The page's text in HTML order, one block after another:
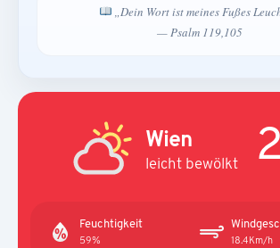
„Dein Wort ist meines Fußes
— Psalm 119,105
Wien
leicht bewölkt
Feuchtigkeit
59% 18.4Km/h